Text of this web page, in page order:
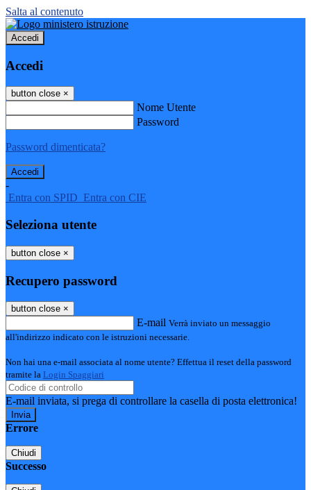
Salta al contenuto
Accedi
Accedi
button close ×
Nome Utente
Password
Password dimenticata?
-
Entra con SPID Entra con CIE
Seleziona utente
button close ×
Recupero password
button close ×
E-mail Verrà inviato un messaggio
all'indirizzo indicato con le istruzioni necessarie.
Non hai una e-mail associata al nome utente? Effettua il reset della password
tramite la Login Spaggiari
E-mail inviata, si prega di controllare la casella di posta elettronica!
Errore
Chiudi
Successo